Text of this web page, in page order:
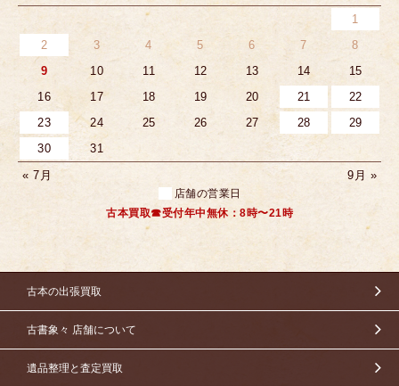
1
2
3 4 5 6 7
8
9
10 11 12 13 14
15
16
17 18 19 20 21
22
23
24 25 26 27 28
29
30
31
« 7月
9月 »
店舗の営業日
古本買取☎受付年中無休：8時〜21時
古本の出張買取
古書象々 店舗について
遺品整理と査定買取